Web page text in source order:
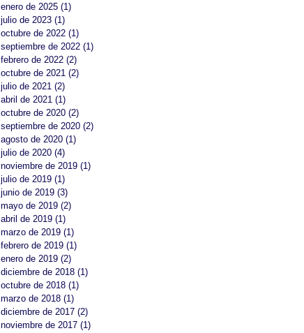
enero de 2025 (1)
julio de 2023 (1)
octubre de 2022 (1)
septiembre de 2022 (1)
febrero de 2022 (2)
octubre de 2021 (2)
julio de 2021 (2)
abril de 2021 (1)
octubre de 2020 (2)
septiembre de 2020 (2)
agosto de 2020 (1)
julio de 2020 (4)
noviembre de 2019 (1)
julio de 2019 (1)
junio de 2019 (3)
mayo de 2019 (2)
abril de 2019 (1)
marzo de 2019 (1)
febrero de 2019 (1)
enero de 2019 (2)
diciembre de 2018 (1)
octubre de 2018 (1)
marzo de 2018 (1)
diciembre de 2017 (2)
noviembre de 2017 (1)